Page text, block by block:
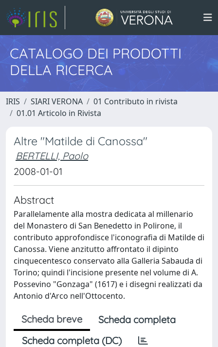
CATALOGO DEI PRODOTTI
DELLA RICERCA
IRIS SIARI VERONA
01 Contributo in rivista
01.01 Articolo in Rivista
Altre "Matilde di Canossa"
BERTELLI, Paolo
2008-01-01
Abstract
Parallelamente alla mostra dedicata al millenario
del Monastero di San Benedetto in Polirone, il
contributo approfondisce l'iconografia di Matilde di
Canossa. Viene anzitutto affrontato il dipinto
cinquecentesco conservato alla Galleria Sabauda di
Torino; quindi l'incisione presente nel volume di A.
Possevino "Gonzaga" (1617) e i disegni realizzati da
Antonio d'Arco nell'Ottocento.
Scheda breve
Scheda completa
Scheda completa (DC)